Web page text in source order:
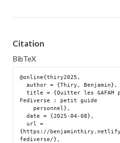
Citation
BibTeX
@online{thiry2025,
  author = {Thiry, Benjamin},
  title = {Quitter les GAFAM pour rejoindre le
Fediverse : petit guide
  date = {2025-04-08},
{https://
fediverse/},